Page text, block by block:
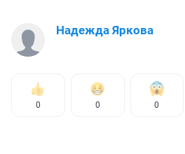
Надежда Яркова
0 0 0